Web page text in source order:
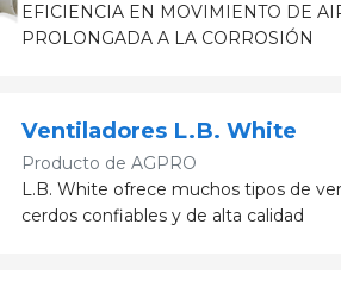
EFICIENCIA EN MOVIMIENTO DE
PROLONGADA A LA CORROSIÓN
Ventiladores L.B. White
Producto de AGPRO
L.B. White ofrece muchos tipos de
cerdos confiables y de alta calidad